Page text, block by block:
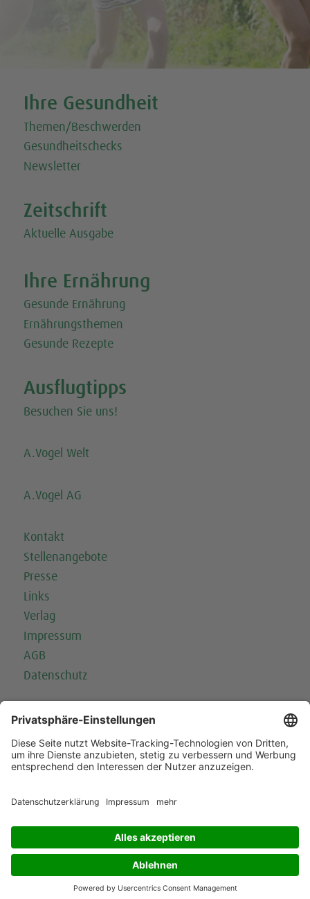
Ihre Gesundheit
Themen/Beschwerden
Gesundheitschecks
Newsletter
Zeitschrift
Aktuelle Ausgabe
Ihre Ernährung
Gesunde Ernährung
Ernährungsthemen
Gesunde Rezepte
Ausflugtipps
Besuchen Sie uns!
A.Vogel Welt
A.Vogel AG
Kontakt
Stellenangebote
Presse
Links
Verlag
Impressum
AGB
Datenschutz
Folge uns
Mit Frische Würzen